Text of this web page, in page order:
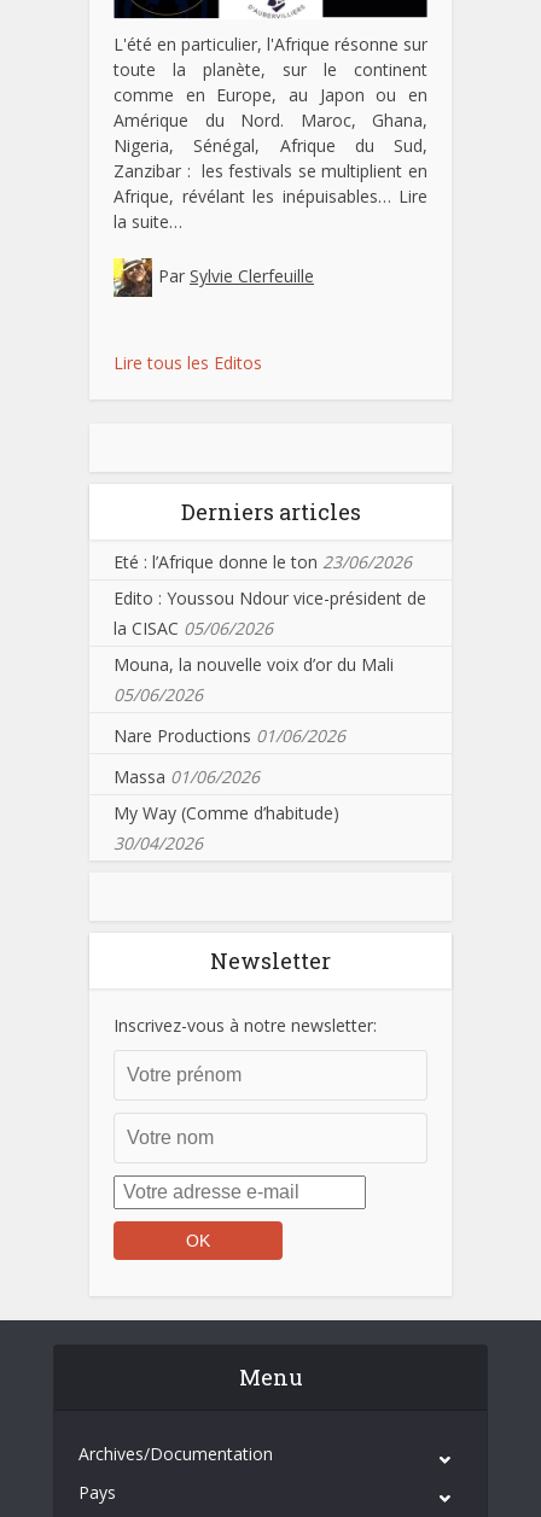
L'été en particulier, l'Afrique résonne sur
toute la planète, sur le continent
comme en Europe, au Japon ou en
Amérique du Nord. Maroc, Ghana,
Nigeria, Sénégal, Afrique du Sud,
Zanzibar : les festivals se multiplient en
Afrique, révélant les inépuisables… Lire
la suite…
Par Sylvie Clerfeuille
Lire tous les Editos
Derniers articles
Eté : l’Afrique donne le ton 23/06/2026
Edito : Youssou Ndour vice-président de
la CISAC 05/06/2026
Mouna, la nouvelle voix d’or du Mali
05/06/2026
Nare Productions 01/06/2026
Massa 01/06/2026
My Way (Comme d’habitude)
30/04/2026
Newsletter
Inscrivez-vous à notre newsletter:
Menu
Archives/Documentation
Pays